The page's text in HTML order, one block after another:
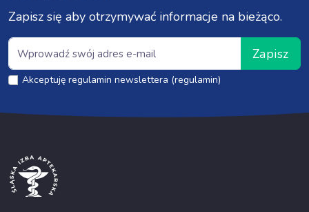
Zapisz się aby otrzymywać informacje na bieżąco.
Zapisz
Akceptuję regulamin newslettera (regulamin)